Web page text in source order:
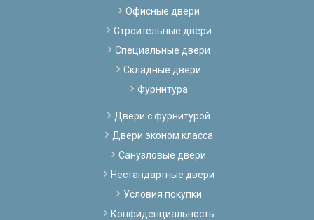
Офисные двери
Строительные двери
Специальные двери
Складные двери
Фурнитура
Двери с фурнитурой
Двери эконом класса
Санузловые двери
Нестандартные двери
Условия покупки
Конфиденциальность